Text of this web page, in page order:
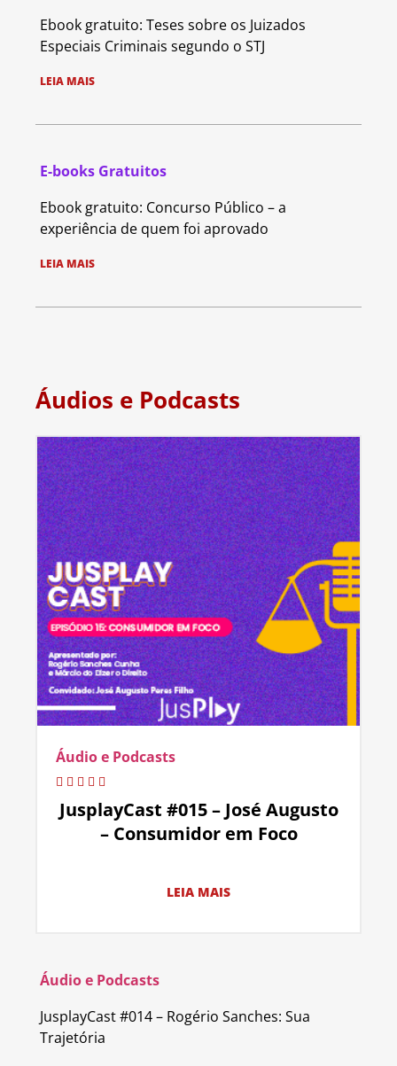
Ebook gratuito: Teses sobre os Juizados
Especiais Criminais segundo o STJ
LEIA MAIS
E-books Gratuitos
Ebook gratuito: Concurso Público – a
experiência de quem foi aprovado
LEIA MAIS
Áudios e Podcasts
Áudio e Podcasts
JusplayCast #015 – José Augusto
– Consumidor em Foco
LEIA MAIS
Áudio e Podcasts
JusplayCast #014 – Rogério Sanches: Sua
Trajetória